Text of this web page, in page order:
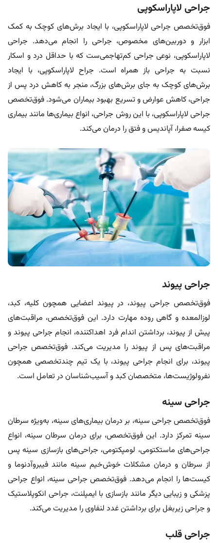
جراحی لاپاراسکوپی
فوق‌تخصص جراحی لاپاراسکوپی، با ایجاد برش‌های کوچک به کمک
ابزار و دوربین‌های مخصوص، جراحی را انجام می‌دهد. جراحی
لاپاراسکوپی، نوعی جراحی کم‌تهاجمی‌ست که با حداقل درد و اسکار
نسبت به جراحی باز همراه است. جراح لاپاراسکوپی، با ایجاد
برش‌های کوچک به جای برش‌های بزرگ، منجر به کاهش درد پس از
جراحی، کاهش عوارض و تسریع بهبود بیماران می‌شود. فوق‌تخصص
جراحی لاپاراسکوپی، با این روش جراحی، انواع بیماری‌ها مانند بیماری
کیسه صفرا، آپاندیس و فتق را درمان می‌کند.
جراحی پیوند
فوق‌تخصص جراحی پیوند، در پیوند اعضایی همچون کلیه، کبد،
لوزالمعده و گاهی روده مهارت دارد. این فوق‌تخصص، مراقبت‌های
پیش از پیوند، برداشتن اندام فرد اهداکننده، انجام جراحی پیوند و
مراقبت‌های پس از پیوند را مدیریت می‌کند. فوق‌تخصص جراحی
پیوند، برای انجام جراحی پیوند، با یک تیم چندتخصصی همچون
نفرولوژیست‌ها، متخصصان کبد و آسیب‌شناسان در تعامل است.
جراحی سینه
فوق‌تخصص جراحی سینه، بر درمان بیماری‌های سینه، به‌ویژه سرطان
سینه تمرکز دارد. این فوق‌تخصص، برای درمان سرطان سینه، انواع
جراحی‌های ماستکتومی، لومپکتومی، جراحی‌های بازسازی سینه پس
از سرطان و درمان مشکلات خوش‌خیم سینه مانند فیبروآدنوما و
کیست‌ها را انجام می‌دهد. فوق‌تخصص جراحی سینه، انواع جراحی
پزشکی و زیبایی دیگر مانند بازسازی با ایمپلنت، جراحی انکوپلاستیک
و جراحی زیربغل برای برداشتن غدد لنفاوی را مدیریت می‌کند.
جراحی قلب